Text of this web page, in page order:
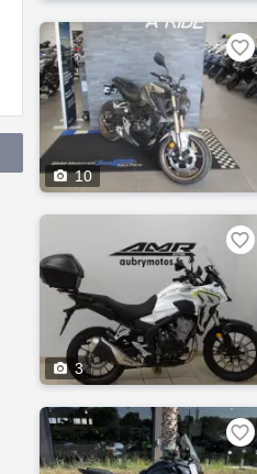
 10

 3

